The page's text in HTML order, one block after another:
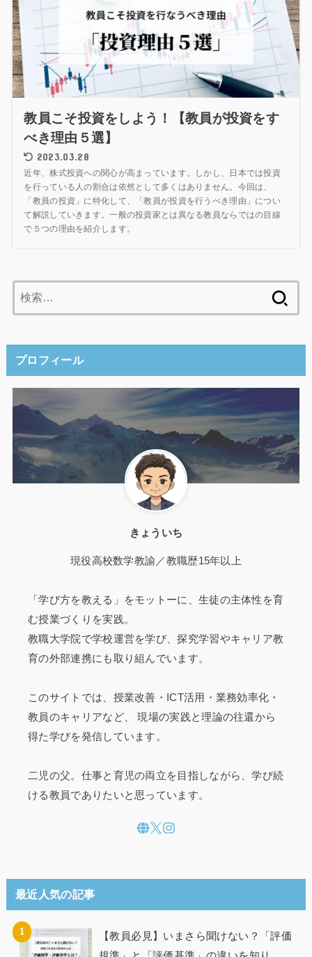
教員こそ投資をしよう！【教員が投資をす
べき理由５選】
2023.03.28
近年、株式投資への関心が高まっています。しかし、日本では投資
を行っている人の割合は依然として多くはありません。今回は、
「教員の投資」に特化して、「教員が投資を行うべき理由」につい
て解説していきます。一般の投資家とは異なる教員ならではの目線
で５つの理由を紹介します。
索:
プロフィール
きょういち
現役高校数学教諭／教職歴15年以上
「学び方を教える」をモットーに、生徒の主体性を育
む授業づくりを実践。
教職大学院で学校運営を学び、探究学習やキャリア教
育の外部連携にも取り組んでいます。
このサイトでは、授業改善・ICT活用・業務効率化・
教員のキャリアなど、 現場の実践と理論の往還から
得た学びを発信しています。
二児の父。仕事と育児の両立を目指しながら、学び続
ける教員でありたいと思っています。
最近人気の記事
【教員必見】いまさら聞けない？「評価